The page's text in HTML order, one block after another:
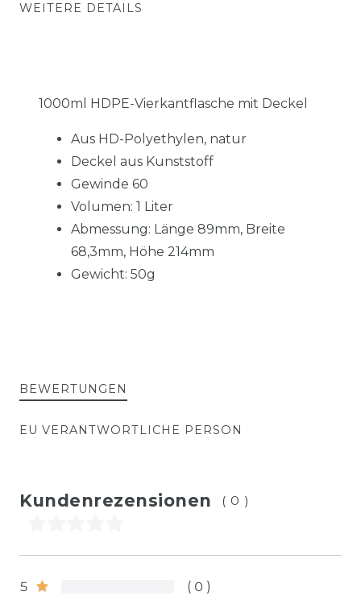
WEITERE DETAILS
1000ml HDPE-Vierkantflasche mit Deckel
Aus HD-Polyethylen, natur
Deckel aus Kunststoff
Gewinde 60
Volumen: 1 Liter
Abmessung: Länge 89mm, Breite
68,3mm, Höhe 214mm
Gewicht: 50g
BEWERTUNGEN
EU VERANTWORTLICHE PERSON
Kundenrezensionen (0)
5 0